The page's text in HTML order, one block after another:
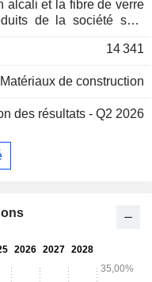
alcali et la fibre de verre
de la société sont
l'électronique et
dans d'autres secteurs
sur les marchés
14 341
Matériaux de construction
des résultats - Q2 2026